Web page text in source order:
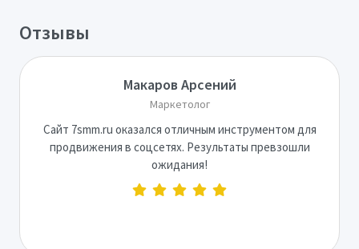
Отзывы
Макаров Арсений
Маркетолог
Сайт 7smm.ru оказался отличным инструментом для
продвижения в соцсетях. Результаты превзошли
ожидания!